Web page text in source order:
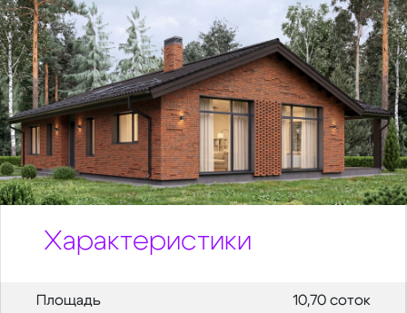
Характеристики
Площадь
10,70 соток